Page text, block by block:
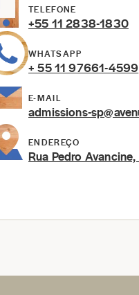
TELEFONE
+55 11 2838-1830
WHATSAPP
+ 55 11 97661-4599
E-MAIL
admissions-
ENDEREÇO
Rua Pedro